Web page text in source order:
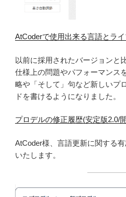
AtCoderで使用出来る言語とラ
以前に採用されたバージョンと
仕様上の問題やパフォーマンス
略や「そして」句など新しいプ
ドを書けるようになりました。
プロデルの修正履歴(安定版2.0/
AtCoder様、言語更新に関する
いたします。